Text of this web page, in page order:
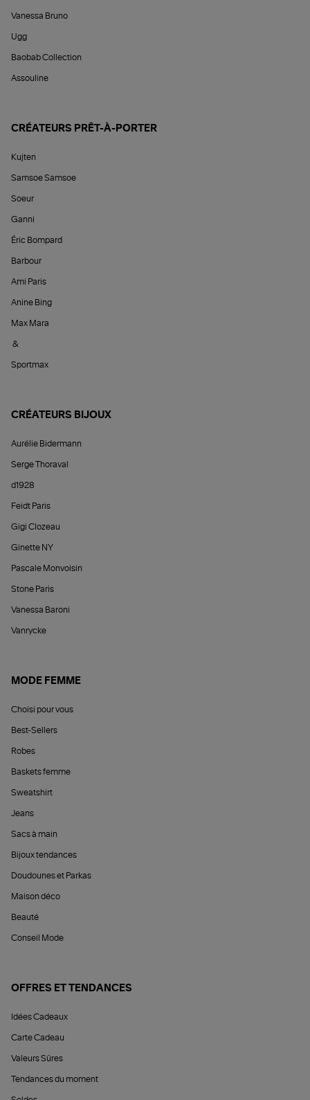
Vanessa Bruno
Ugg
Baobab Collection
Assouline
CRÉATEURS PRÊT-À-PORTER
Kujten
Samsoe Samsoe
Soeur
Ganni
Éric Bompard
Barbour
Ami Paris
Anine Bing
Max Mara
&
Sportmax
CRÉATEURS BIJOUX
Aurélie Bidermann
Serge Thoraval
d1928
Feidt Paris
Gigi Clozeau
Ginette NY
Pascale Monvoisin
Stone Paris
Vanessa Baroni
Vanrycke
MODE FEMME
Choisi pour vous
Best-Sellers
Robes
Baskets femme
Sweatshirt
Jeans
Sacs à main
Bijoux tendances
Doudounes et Parkas
Maison déco
Beauté
Conseil Mode
OFFRES ET TENDANCES
Idées Cadeaux
Carte Cadeau
Valeurs Sûres
Tendances du moment